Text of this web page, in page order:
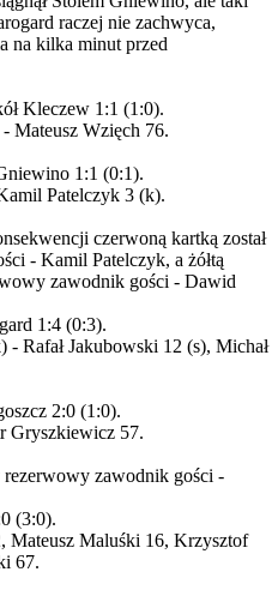
raczej nie zachwyca,
na kilka minut przed
Kleczew 1:1 (1:0).
Mateusz Wzięch 76.
1:1 (0:1).
Patelczyk 3 (k).
czerwoną kartką został
- Kamil Patelczyk, a żółtą
zawodnik gości - Dawid
1:4 (0:3).
Rafał Jakubowski 12 (s), Michał
2:0 (1:0).
Gryszkiewicz 57.
rezerwowy zawodnik gości -
(3:0).
Maluśki 16, Krzysztof
67.